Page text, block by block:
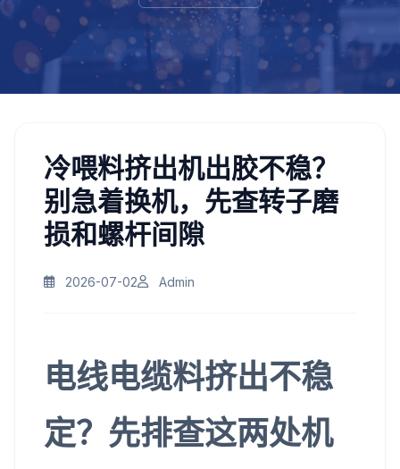
冷喂料挤出机出胶不稳？
别急着换机，先查转子磨
损和螺杆间隙
2026-07-02 Admin
电线电缆料挤出不稳
定？先排查这两处机